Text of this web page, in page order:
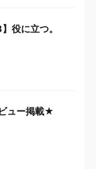
役に立つ。
ュー掲載★